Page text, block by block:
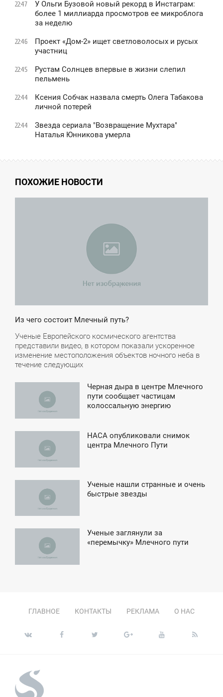
22:47
У Ольги Бузовой новый рекорд в Инстаграм:
более 1 миллиарда просмотров ее микроблога
за неделю
22:46
Проект «Дом-2» ищет светловолосых и русых
участниц
22:45
Рустам Солнцев впервые в жизни слепил
пельмень
22:44
Ксения Собчак назвала смерть Олега Табакова
личной потерей
22:44
Звезда сериала "Возвращение Мухтара"
Наталья Юнникова умерла
ПОХОЖИЕ НОВОСТИ
Из чего состоит Млечный путь?
Ученые Европейского космического агентства
представили видео, в котором показали ускоренное
изменение местоположения объектов ночного неба в
течение следующих
Черная дыра в центре Млечного
пути сообщает частицам
колоссальную энергию
НАСА опубликовали снимок
центра Млечного Пути
Ученые нашли странные и очень
быстрые звезды
Ученые заглянули за
«перемычку» Млечного пути
ГЛАВНОЕ КОНТАКТЫ РЕКЛАМА О НАС